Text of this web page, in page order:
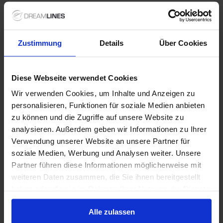
Zustimmung Details Über Cookies
Diese Webseite verwendet Cookies
Wir verwenden Cookies, um Inhalte und Anzeigen zu
personalisieren, Funktionen für soziale Medien anbieten
zu können und die Zugriffe auf unsere Website zu
analysieren. Außerdem geben wir Informationen zu Ihrer
Verwendung unserer Website an unsere Partner für
soziale Medien, Werbung und Analysen weiter. Unsere
Partner führen diese Informationen möglicherweise mit
weiteren Daten zusammen, die Sie ihnen bereitgestellt
gesammelt haben.
Alle zulassen
Zuiderdam
Zuiderdam
Volpension
HAL - Vroegboekvoordelen
17 jul. 2027 7 Nachten Geen alternatieven
Binnenhutvan
€ 1.189p.p.
Buitenhut van
€ 1.279p.p.
Balkonhutvan
€ 1.609p.p.
Alleen Cruise